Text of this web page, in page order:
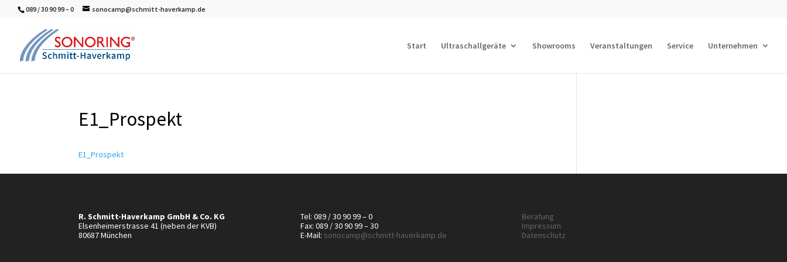
089 / 30 90 99 – 0 sonocamp@schmitt-haverkamp.de
Start Ultraschallgeräte Showrooms Veranstaltungen Service Unternehmen
E1_Prospekt
E1_Prospekt
R. Schmitt-Haverkamp GmbH & Co. KG
Elsenheimerstrasse 41 (neben der KVB)
80687 München
Tel: 089 / 30 90 99 – 0
Fax: 089 / 30 90 99 – 30
E-Mail: sonocamp@schmitt-haverkamp.de
Beratung
Impressum
Datenschutz